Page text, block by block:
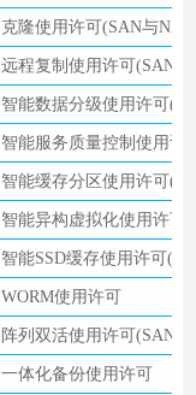
克隆使用许可(SAN与
远程复制使用许可(SAN
智能数据分级使用许可
智能服务质量控制使用许
智能缓存分区使用许可
智能异构虚拟化使用许可
智能SSD缓存使用许可
WORM使用许可
阵列双活使用许可(SAN
一体化备份使用许可